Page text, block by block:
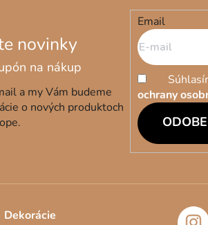
a my Vám budeme
o nových produktoch
Email
ochrany
Dekorácie